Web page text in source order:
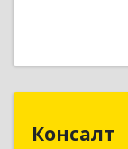
Консалт